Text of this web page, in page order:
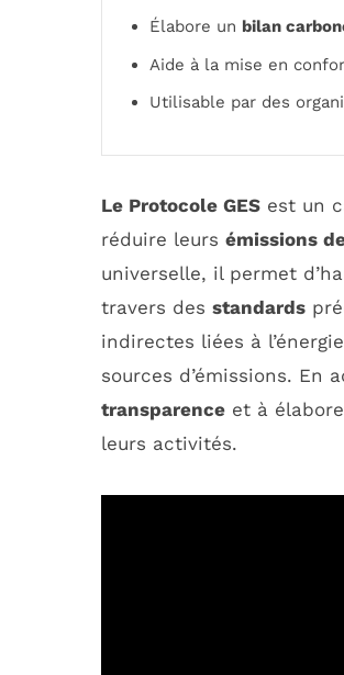
Élabore un bilan
Aide à la mise en
Utilisable par des
Le Protocole GES est un
réduire leurs émissions
universelle, il permet
travers des standards
indirectes liées à
sources d’émissions. En
transparence et à
leurs activités.